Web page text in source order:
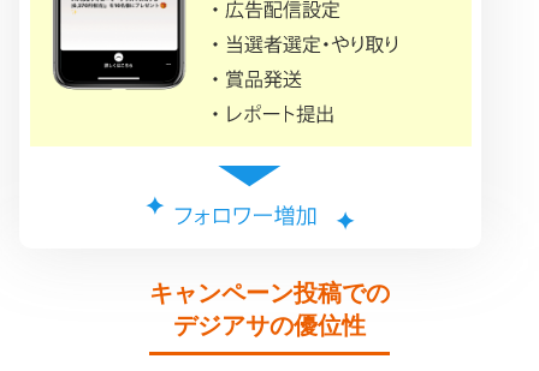
キャンペーン投稿での
デジアサの優位性